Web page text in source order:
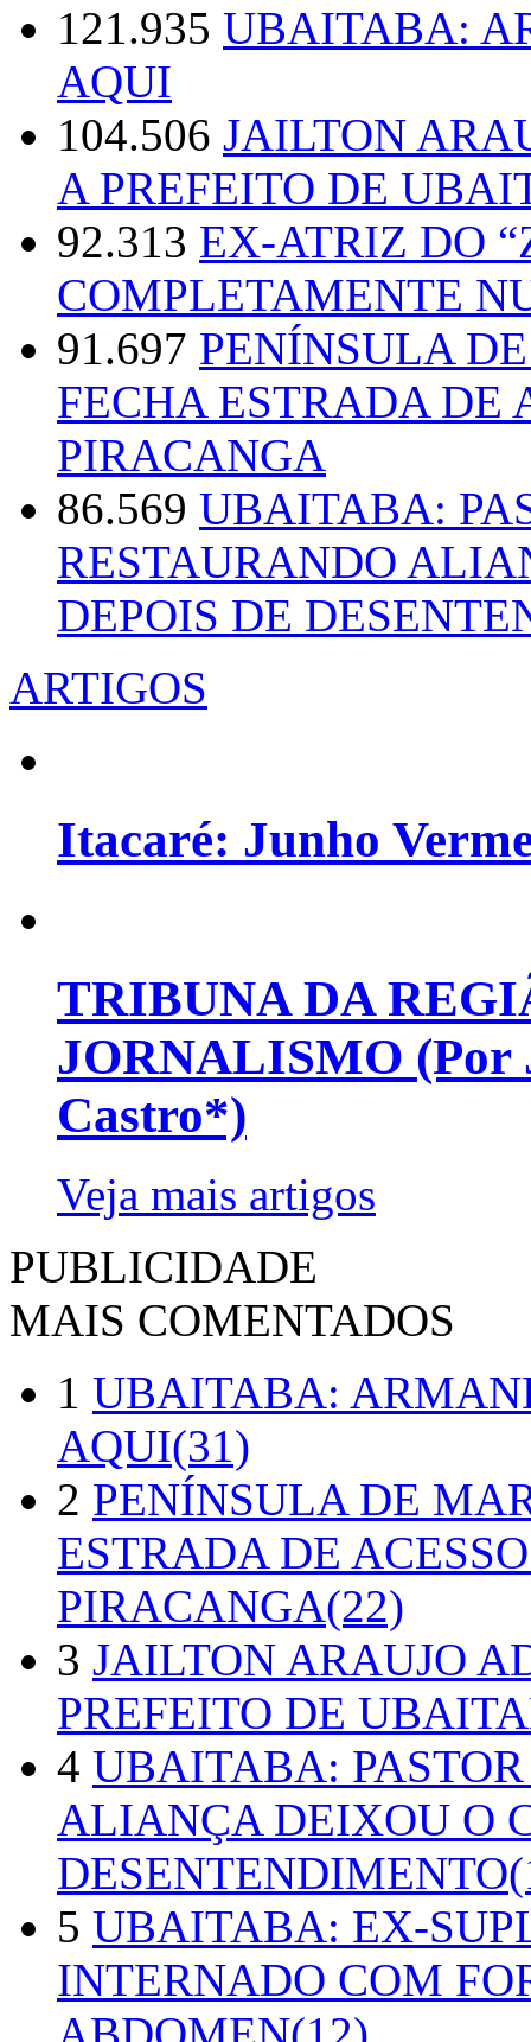
121.935 UBAITABA:
AQUI
104.506 JAILTON
A PREFEITO DE
92.313 EX-ATRIZ DO
COMPLETAMENTE
91.697 PENÍNSULA
FECHA ESTRADA DE
PIRACANGA
86.569 UBAITABA:
RESTAURANDO
DEPOIS DE
ARTIGOS
Itacaré: Junho
TRIBUNA DA
JORNALISMO (Por
Castro*)
Veja mais artigos
PUBLICIDADE
MAIS COMENTADOS
1 UBAITABA:
AQUI(31)
2 PENÍNSULA DE
ESTRADA DE
PIRACANGA(22)
3 JAILTON ARAUJO
PREFEITO DE
4 UBAITABA:
ALIANÇA DEIXOU O
5 UBAITABA: EX-
INTERNADO COM